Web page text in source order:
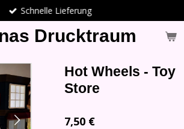
Drucktraum
Schnelle Lieferung
Hot Wheels - Toy
Store
7,50 €